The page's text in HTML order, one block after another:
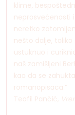
klime,
neprosvećenosti
neretko
nešto dalje,
ustuknuo i
naš zamišljeni
kao da se
romanopisaca.“
Teofil Pančić,